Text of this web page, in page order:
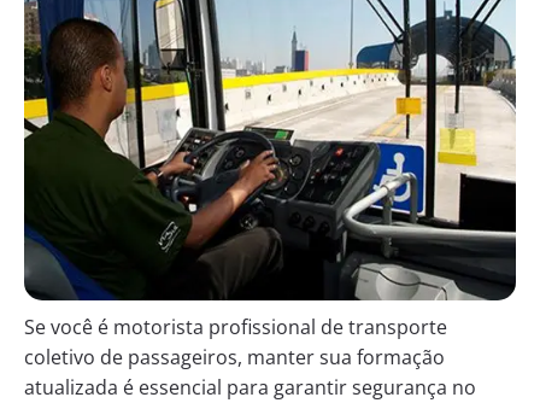
Se você é motorista profissional de transporte
coletivo de passageiros, manter sua formação
atualizada é essencial para garantir segurança no